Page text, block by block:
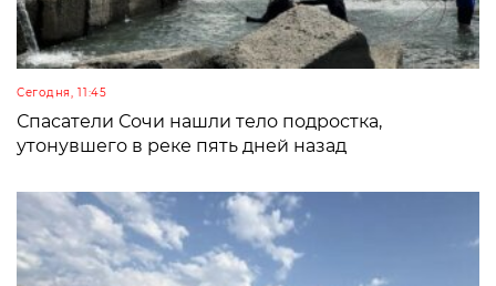
Сегодня, 11:45
Спасатели Сочи нашли тело подростка,
утонувшего в реке пять дней назад